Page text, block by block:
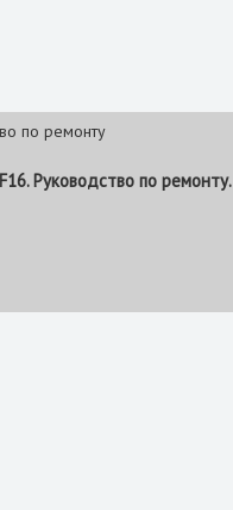
по ремонту
Руководство по ремонту.